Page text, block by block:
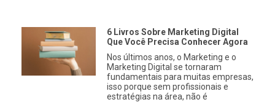
6 Livros Sobre Marketing Digital
Que Você Precisa Conhecer Agora
Nos últimos anos, o Marketing e o
Marketing Digital se tornaram
fundamentais para muitas empresas,
isso porque sem profissionais e
estratégias na área, não é